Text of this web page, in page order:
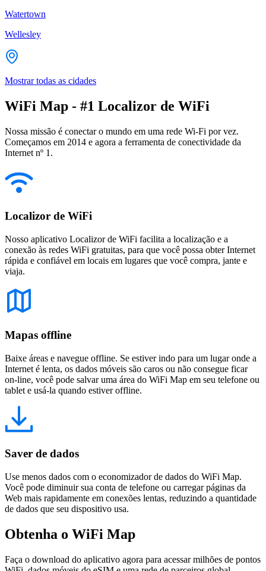
Watertown
Wellesley
Mostrar todas as cidades
WiFi Map - #1 Localizor de WiFi
Nossa missão é conectar o mundo em uma rede Wi-Fi por vez.
Começamos em 2014 e agora a ferramenta de conectividade da
Internet nº 1.
Localizor de WiFi
Nosso aplicativo Localizor de WiFi facilita a localização e a
conexão às redes WiFi gratuitas, para que você possa obter Internet
rápida e confiável em locais em lugares que você compra, jante e
viaja.
Mapas offline
Baixe áreas e navegue offline. Se estiver indo para um lugar onde a
Internet é lenta, os dados móveis são caros ou não consegue ficar
on-line, você pode salvar uma área do WiFi Map em seu telefone ou
tablet e usá-la quando estiver offline.
Saver de dados
Use menos dados com o economizador de dados do WiFi Map.
Você pode diminuir sua conta de telefone ou carregar páginas da
Web mais rapidamente em conexões lentas, reduzindo a quantidade
de dados que seu dispositivo usa.
Obtenha o WiFi Map
Faça o download do aplicativo agora para acessar milhões de pontos